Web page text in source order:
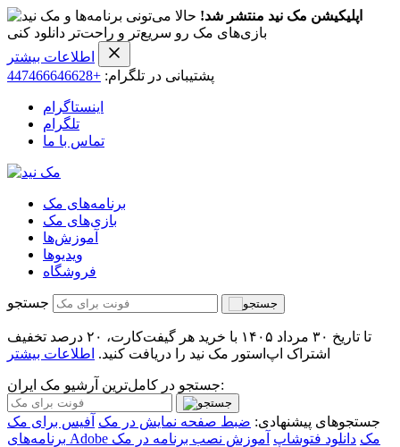
اپلیکیشن مک نید منتشر شد! حالا می‌تونی برنامه‌ها و
بازی‌های مک رو سریع‌تر و راحت‌تر دانلود کنی
اطلاعات بیشتر
پشتیبانی در تلگرام: +447466646628
اینستاگرام
تلگرام
تماس با ما
برنامه‌های مک
بازی‌های مک
آموزش‌ها
ویدیو‌ها
فروشگاه
جستجو
تا تاریخ ۳۰ مرداد ۱۴۰۵ با خرید هر گیفت‌کارت، ۲۰ درصد تخفیف
اشتراک اپ‌استور مک نید را دریافت کنید. اطلاعات بیشتر
جستجو در کامل‌ترین آرشیو مک ایران:
جستجوهای پیشنهادی: ضبط صفحه نمایش در مک آفیس برای مک
برنامه‌های Adobe مک دانلود فتوشاپ آموزش نصب برنامه در مک